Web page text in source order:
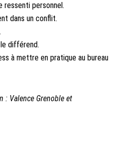
personnel.
dans un conflit.
différend.
à mettre en pratique au bureau
: Valence Grenoble et